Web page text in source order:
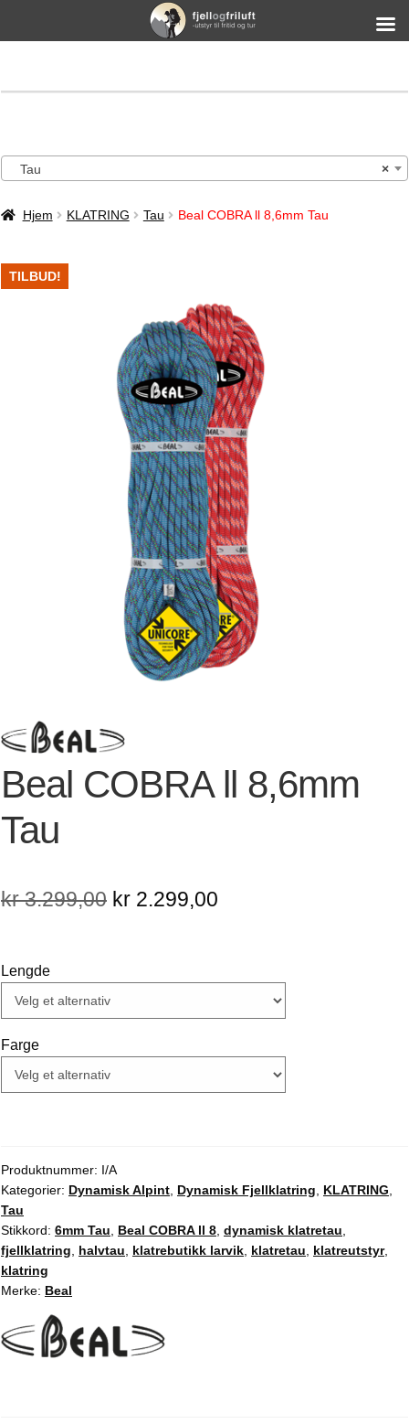
×
Tau
Hjem KLATRING Tau Beal COBRA ll 8,6mm Tau
TILBUD!
Beal COBRA ll 8,6mm
Tau
kr3.299,00 Opprinnelig
kr 2.299,00
kr 2.299,00.
Lengde
Farge
Produktnummer: I/A
Kategorier: Dynamisk Alpint Dynamisk Fjellklatring KLATRING
Tau
Stikkord: 6mm Tau Beal COBRA ll 8 dynamisk klatretau
fjellklatring
halvtau klatrebutikk larvik klatretau klatreutstyr,
klatring
Merke: Beal